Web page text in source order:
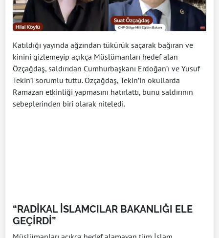
Katıldığı yayında ağzından tükürük saçarak bağıran ve
kinini gizlemeyip açıkça Müslümanları hedef alan
Özçağdaş, saldırıdan Cumhurbaşkanı Erdoğan’ı ve Yusuf
Tekin’i sorumlu tuttu. Özçağdaş, Tekin’in okullarda
Ramazan etkinliği yapmasını hatırlattı, bunu saldırının
sebeplerinden biri olarak niteledi.
“RADİKAL İSLAMCILAR BAKANLIĞI ELE
GEÇİRDİ”